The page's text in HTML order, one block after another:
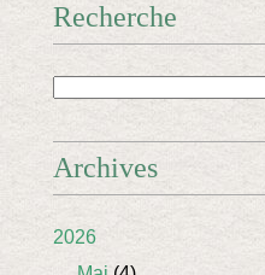
Recherche
Archives
2026